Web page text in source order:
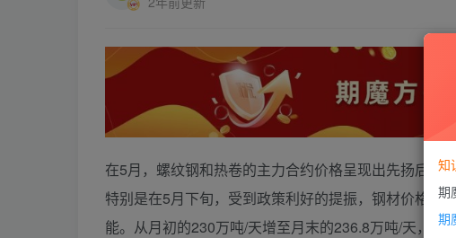
在5月，螺纹钢和热卷的主力合约价格呈现出先扬后抑
特别是在5月下旬，受到政策利好的提振，钢材价格连
能。从月初的230万吨/天增至月末的236.8万吨/天，
知
期
期